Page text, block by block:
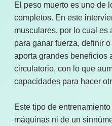
El peso muerto es uno de
completos. En este
musculares, por lo cual es
para ganar fuerza, definir
aporta grandes beneficios
circulatorio, con lo que
capacidades para hacer
Este tipo de
máquinas ni de un